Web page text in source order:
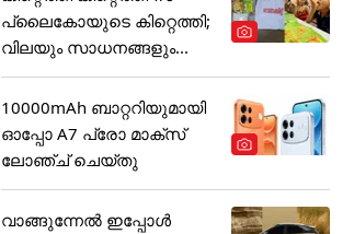
പ്ലൈകോയുടെ കിറ്റെത്തി;
വിലയും സാധനങ്ങളും...
10000mAh ബാറ്ററിയുമായി
ഓപ്പോ A7 പ്രോ മാക്സ്
ലോഞ്ച് ചെയ്തു
വാങ്ങുന്നേൽ ഇപ്പോൾ